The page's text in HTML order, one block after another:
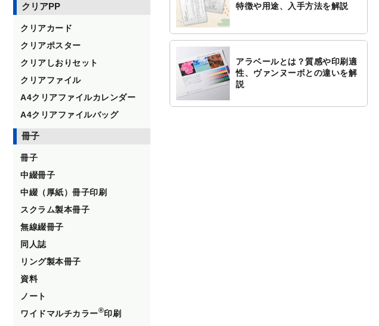
クリアPP
クリアカード
クリアポスター
クリアしおりセット
クリアファイル
A4クリアファイルカレンダー
A4クリアファイルバッグ
冊子
冊子
中綴冊子
中綴（厚紙）冊子印刷
スクラム製本冊子
無線綴冊子
同人誌
リング製本冊子
資料
ノート
ワイドマルチカラー®印刷
特徴や用途、入手方法を解説
アラベールとは？質感や印刷適
性、ヴァンヌーボとの違いを解
説